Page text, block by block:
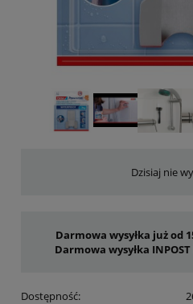
Dzisiaj nie
Darmowa wysyłka już od
Darmowa wysyłka INPOST
Dostępność: